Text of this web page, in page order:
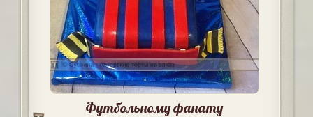
Футбольному фанату